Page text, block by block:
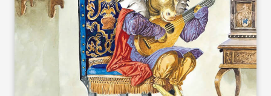
стороны летели. Когда от моей
перины перья летят, на земле
снег идет. Знаешь, кто я? Я -
сама госпожа Метелица.